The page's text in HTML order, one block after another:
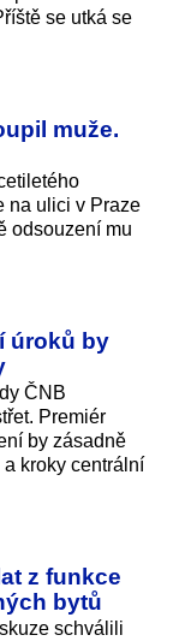
se utká se
muže.
na ulici v Praze
odsouzení mu
úroků by
ČNB
Premiér
by zásadně
kroky centrální
z funkce
bytů
schválili